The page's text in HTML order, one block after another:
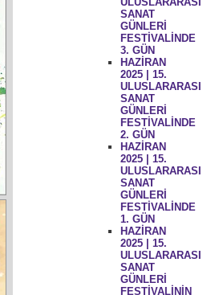
SANAT
GÜNLERİ
FESTİVALİNDE
3. GÜN
HAZİRAN
2025 | 15.
ULUSLARARASI
SANAT
GÜNLERİ
FESTİVALİNDE
2. GÜN
HAZİRAN
2025 | 15.
ULUSLARARASI
SANAT
GÜNLERİ
FESTİVALİNDE
1. GÜN
HAZİRAN
2025 | 15.
ULUSLARARASI
SANAT
GÜNLERİ
FESTİVALİNİN